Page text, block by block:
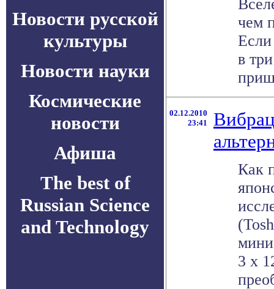
Новости русской
культуры
Новости науки
Космические
новости
Афиша
The best of
Russian Science
and Technology
чем
в
02.12.2010
23:41
Как
3 x